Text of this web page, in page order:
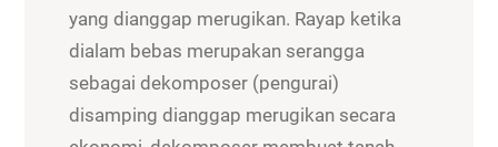
yang dianggap merugikan. Rayap ketika
dialam bebas merupakan serangga
sebagai dekomposer (pengurai)
disamping dianggap merugikan secara